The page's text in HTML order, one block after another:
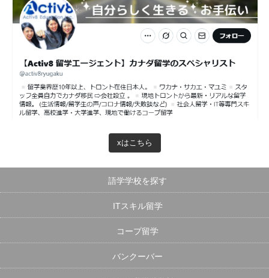
xはこちら
語学学校を探す
ITスキル留学
コープ留学
バンクーバー